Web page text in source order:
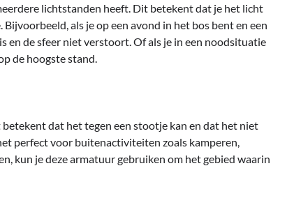
lichtstanden heeft. Dit betekent dat je het licht
als je op een avond in het bos bent en een
en de sfeer niet verstoort. Of als je in een noodsituatie
de hoogste stand.
dat het tegen een stootje kan en dat het niet
perfect voor buitenactiviteiten zoals kamperen,
kun je deze armatuur gebruiken om het gebied waarin